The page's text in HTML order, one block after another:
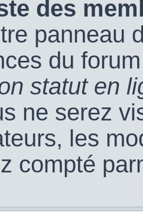
des
panneau
du
statut en
ne serez
les
compté